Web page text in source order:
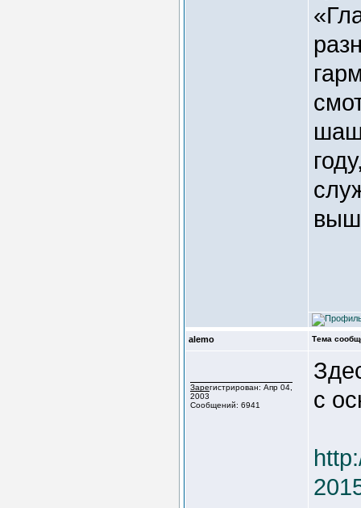
alemo Тема
Зарегистрирован: Апр 04,
2003
Сообщений: 6941
с